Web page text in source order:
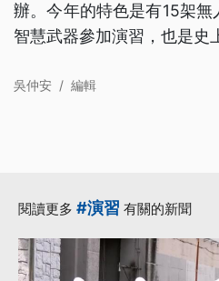
辦。今年的特色是有15架
智慧武器參加演習，也是史
吳仲安 / 編輯
閱讀更多 #演習 有關的新聞